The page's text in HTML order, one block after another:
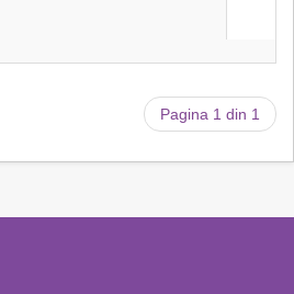
Pagina 1 din 1